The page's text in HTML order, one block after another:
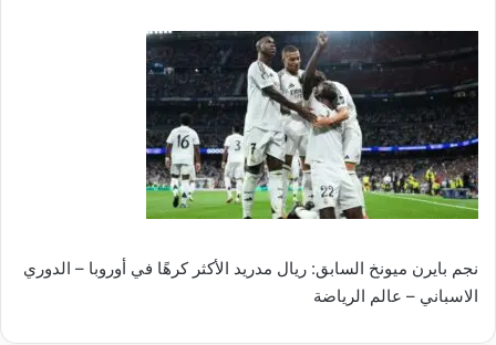
نجم بايرن ميونخ السابق: ريال مدريد الأكثر كرهًا في أوروبا – الدوري
الاسباني – عالم الرياضة